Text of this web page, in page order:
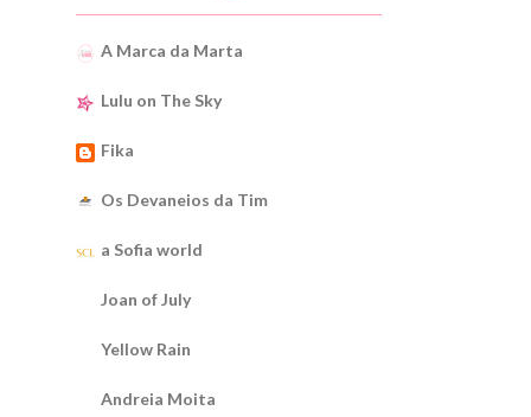
A Marca da Marta
Lulu on The Sky
Fika
Os Devaneios da Tim
a Sofia world
Joan of July
Yellow Rain
Andreia Moita